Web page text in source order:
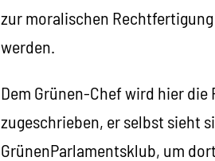
zur moralischen
werden.
Dem Grünen-Chef wird hier
zugeschrieben, er selbst sieht
GrünenParlamentsklub, um